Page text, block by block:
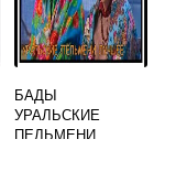
БАДЫ
УРАЛЬСКИЕ
ПЕЛЬМЕНИ